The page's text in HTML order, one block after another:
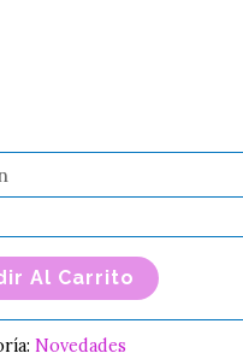
Al Carrito
Novedades